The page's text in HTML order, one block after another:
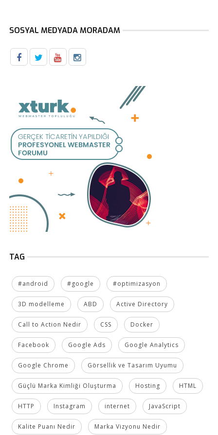
SOSYAL MEDYADA MORADAM
TAG
#android #google #optimizasyon
3D modelleme ABD Active Directory
Call to Action Nedir CSS Docker
Facebook Google Ads Google Analytics
Google Chrome Görsellik ve Tasarım Uyumu
Güçlü Marka Kimliği Oluşturma Hosting HTML
HTTP Instagram internet JavaScript
Kalite Puanı Nedir Marka Vizyonu Nedir